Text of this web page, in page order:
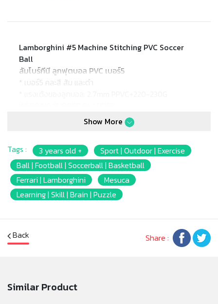
Lamborghini #5 Machine Stitching PVC Soccer
Ball
ลัมโบร์กีนี ลูกฟุตบอล PVC เบอร์5
* เบอร์5 คละสี ส้ม และดำ
* Product size: เบอร์5
* Barcode: สีส้ม: 6941089868577 / สีดำ:
* Package Size: [DEFLATED WITH OPP BAG]
* Product Weight: 400-420g.
* เหมาะสำหรับเด็กอายุ 5ปีขึ้นไป
หมายเหตุ: สินค้าอาจมีการเปลี่ยนแปลงลวดลาย สีสันบน
ล่วงหน้า และสีของผลิตภัณฑ์ที่แสดงบนเว็บไซต์อาจมีความ
แตกต่างกันจากการตั้งค่าการแสดงผลสีของแต่ละหน้าจอ
คำเตือน/ข้อห้าม: ห้ามแยกชิ้นส่วนออกจากกัน ห้ามเล่นบน
มอก.: 685 เล่ม1-2562
Show More
Tags : 3 years old +
Sport | Outdoor | Exercise
Ball | Football | Soccerball | Basketball
Ferrari | Lamborghini
Mesuca
Learning | Skill | Brain | Puzzle
Back Share :
Similar Product